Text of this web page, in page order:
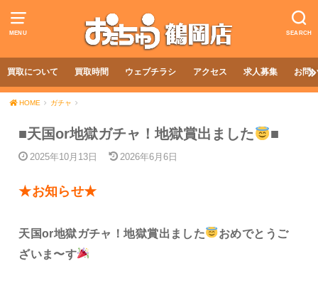
MENU SEARCH
買取について 買取時間 ウェブチラシ アクセス 求人募集 お問
HOME ガチャ
■天国or地獄ガチャ！地獄賞出ました ■
2025年10月13日 2026年6月6日
★お知らせ★
天国or地獄ガチャ！地獄賞出ました
おめでとうご
ざいま〜す